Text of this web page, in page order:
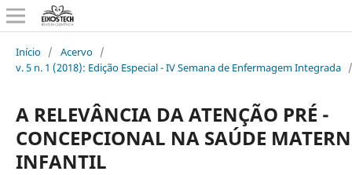
Início / Acervo /
v. 5 n. 1 (2018): Edição Especial - IV Semana de Enfermagem Integrada
A RELEVÂNCIA DA ATENÇÃO PRÉ -
CONCEPCIONAL NA SAÚDE
INFANTIL